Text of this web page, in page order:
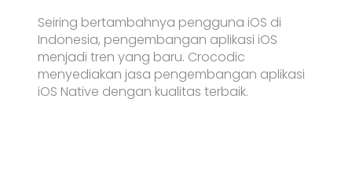
Seiring bertambahnya pengguna iOS di
Indonesia, pengembangan aplikasi iOS
menjadi tren yang baru. Crocodic
menyediakan jasa pengembangan aplikasi
iOS Native dengan kualitas terbaik.